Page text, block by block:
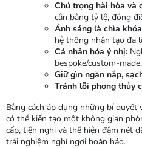
Chú trọng hài hòa và
cân bằng tỷ lệ, đồng
Ánh sáng là chìa
hệ thống nhân tạo đa
Cá nhân hóa ý nhị:
bespoke/custom-made.
Giữ gìn ngăn nắp,
Tránh lỗi phong thủy
Bằng cách áp dụng những bí
có thể kiến tạo một không gian
cấp, tiện nghi và thể hiện đậm nét
trải nghiệm nghỉ ngơi hoàn hảo.